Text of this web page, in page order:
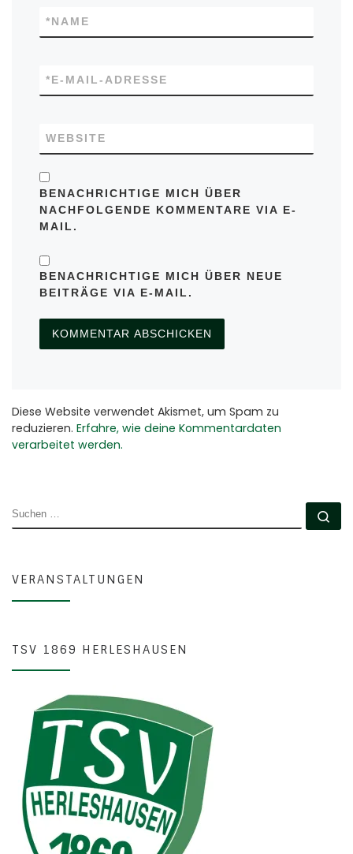
NAME
*
E-MAIL-ADRESSE
*
WEBSITE
BENACHRICHTIGE MICH ÜBER
NACHFOLGENDE KOMMENTARE VIA E-
MAIL.
BENACHRICHTIGE MICH ÜBER NEUE
BEITRÄGE VIA E-MAIL.
Diese Website verwendet Akismet, um Spam zu
reduzieren. Erfahre, wie deine Kommentardaten
verarbeitet werden.
SUCHE
VERANSTALTUNGEN
TSV 1869 HERLESHAUSEN